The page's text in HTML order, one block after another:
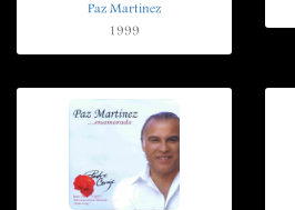
Paz Martinez
1999